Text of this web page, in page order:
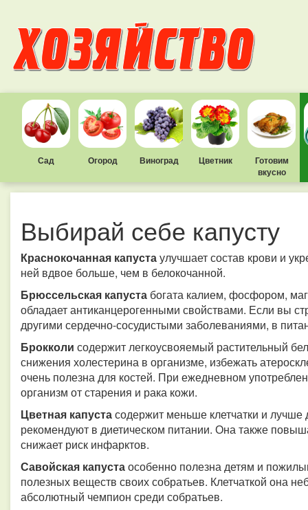
Сад Огород Виноград Цветник
Готовим
вкусно
Выбирай себе капусту
Краснокочанная капустаулучшает состав крови и
ней вдвое больше, чем в белокочанной.
Брюссельская капуста богата калием, фосфором,
обладает антиканцерогенными свойствами. Если вы
другими сердечно-сосудистыми заболеваниями, в
Брокколи содержит легкоусвояемый растительный
снижения холестерина в организме, избежать
очень полезна для костей. При ежедневном
организм от старения и рака кожи.
Цветная капустасодержит меньше клетчатки и лучше
рекомендуют в диетическом питании. Она также
снижает риск инфарктов.
Савойская капустаособенно полезна детям и
полезных веществ своих собратьев. Клетчаткой она
абсолютный чемпион среди собратьев.